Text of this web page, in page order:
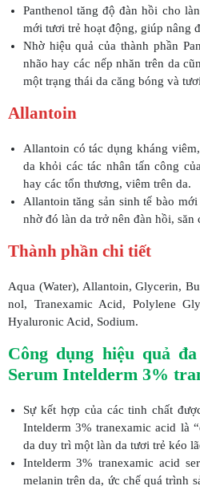
Panthenol tăng độ đàn hồi cho
mới tươi trẻ hoạt động, giúp nâng
Nhờ hiệu quả của thành phần
nhão hay các nếp nhăn trên da
một trạng thái da căng bóng và
Allantoin
Allantoin có tác dụng kháng
da khỏi các tác nhân tấn công
hay các tổn thương, viêm trên da.
Allantoin tăng sản sinh tế bào
nhờ đó làn da trở nên đàn hồi,
Thành phần chi tiết
Aqua (Water), Allantoin, Glycerin,
nol, Tranexamic Acid, Polylene
Hyaluronic Acid, Sodium.
Công dụng hiệu quả
Serum Intelderm 3%
Sự kết hợp của các tinh chất
Intelderm 3% tranexamic acid là
da duy trì một làn da tươi trẻ kéo
Intelderm 3% tranexamic acid
melanin trên da, ức chế quá trình